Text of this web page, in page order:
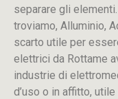
separare gli
troviamo, Alluminio,
scarto utile per
elettrici da Rottame
industrie di
d’uso o in affitto,